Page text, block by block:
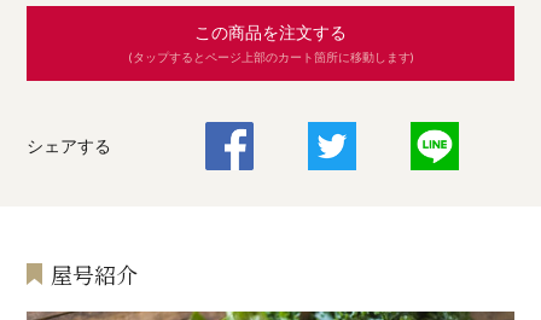
この商品を注文する
(タップするとページ上部のカート箇所に移動します)
シェアする
屋号紹介